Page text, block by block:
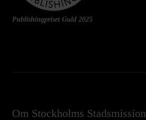
Publishingpriset Guld 2025
Om Stockholms Stadsmission